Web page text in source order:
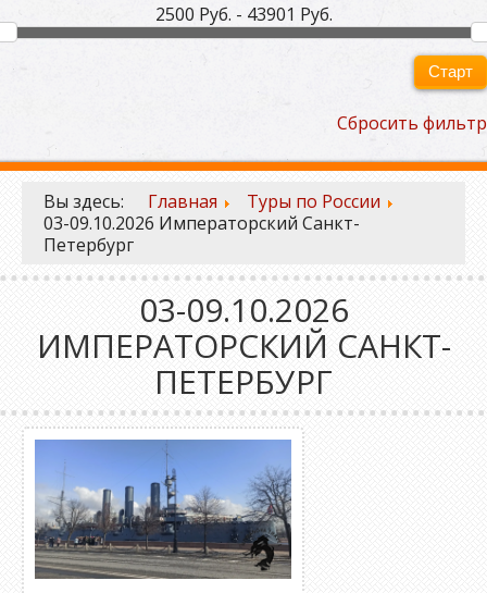
2500 Руб. - 43901 Руб.
Старт
Сбросить фильтр
Вы здесь: Главная
Туры по России
03-09.10.2026 Императорский Санкт-
Петербург
03-09.10.2026
ИМПЕРАТОРСКИЙ САНКТ-
ПЕТЕРБУРГ